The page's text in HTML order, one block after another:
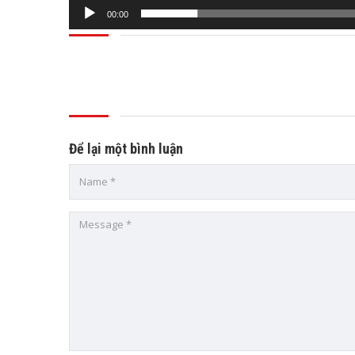
00:00
Để lại một bình luận